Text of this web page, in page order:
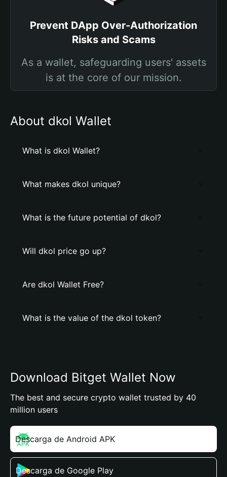
Prevent DApp Over-Authorization
Risks and Scams
As a wallet, safeguarding users' assets
is at the core of our mission.
About dkol Wallet
What is dkol Wallet?
What makes dkol unique?
What is the future potential of dkol?
Will dkol price go up?
Are dkol Wallet Free?
What is the value of the dkol token?
Download Bitget Wallet Now
The best and secure crypto wallet trusted by 40
million users
Descarga de Android APK
Descarga de Google Play